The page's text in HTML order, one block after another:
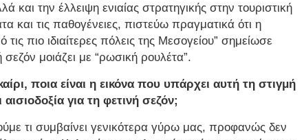
την έλλειψη ενιαίας στρατηγικής στην τουριστική
τις παθογένειες, πιστεύω πραγματικά ότι η
πιο ιδιαίτερες πόλεις της Μεσογείου” σημείωσε
μοιάζει με “ρωσική ρουλέτα”.
ποια είναι η εικόνα που υπάρχει αυτή τη στιγμή
για τη φετινή σεζόν;
τι συμβαίνει γενικότερα γύρω μας, προφανώς δεν